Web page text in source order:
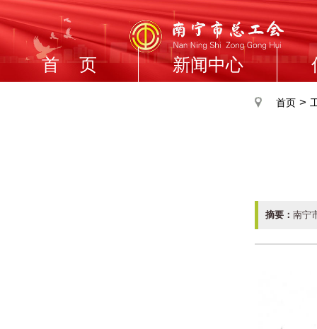
首 页 新闻中心
首页 >
摘要： 南宁